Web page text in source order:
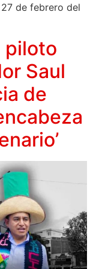
de febrero del
piloto
Saul
de